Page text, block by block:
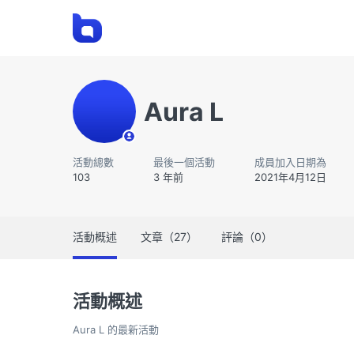
Aura L
活動總數
103
最後一個活動
3 年前
成員加入日期為
2021年4月12日
活動概述 文章（27） 評論（0）
活動概述
Aura L 的最新活動